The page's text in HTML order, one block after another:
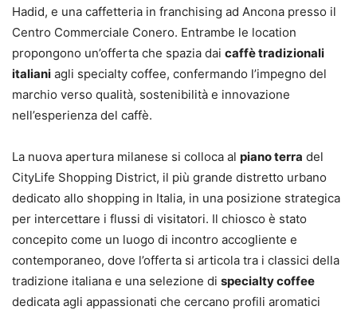
Hadid, e una caffetteria in franchising ad Ancona presso il
Centro Commerciale Conero. Entrambe le location
propongono un’offerta che spazia dai caffè tradizionali
italiani agli specialty coffee, confermando l’impegno del
marchio verso qualità, sostenibilità e innovazione
nell’esperienza del caffè.
La nuova apertura milanese si colloca al piano terra del
CityLife Shopping District, il più grande distretto urbano
dedicato allo shopping in Italia, in una posizione strategica
per intercettare i flussi di visitatori. Il chiosco è stato
concepito come un luogo di incontro accogliente e
contemporaneo, dove l’offerta si articola tra i classici della
tradizione italiana e una selezione di specialty coffee
dedicata agli appassionati che cercano profili aromatici